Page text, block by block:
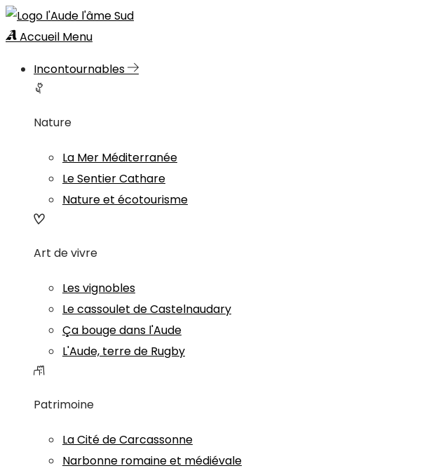
Accueil Menu
Incontournables
Nature
La Mer Méditerranée
Le Sentier Cathare
Nature et écotourisme
Art de vivre
Les vignobles
Le cassoulet de Castelnaudary
Ça bouge dans l'Aude
L'Aude, terre de Rugby
Patrimoine
La Cité de Carcassonne
Narbonne romaine et médiévale